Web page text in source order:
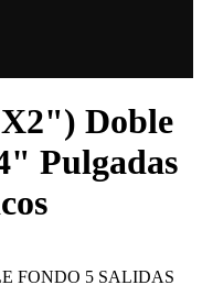
Doble
Pulgadas
FONDO 5 SALIDAS